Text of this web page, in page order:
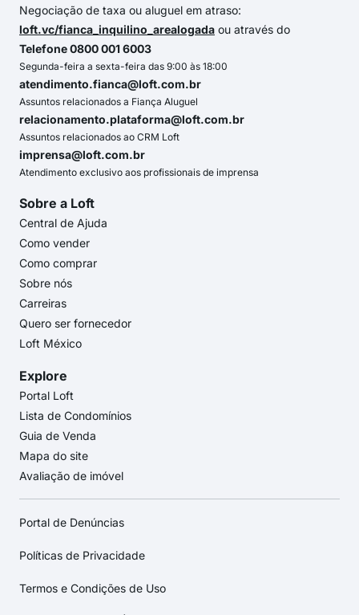
Negociação de taxa ou aluguel em atraso:
loft.vc/fianca_inquilino_arealogada ou através do
Telefone 0800 001 6003
Segunda-feira a sexta-feira das 9:00 às 18:00
atendimento.fianca@loft.com.br
Assuntos relacionados a Fiança Aluguel
relacionamento.plataforma@loft.com.br
Assuntos relacionados ao CRM Loft
imprensa@loft.com.br
Atendimento exclusivo aos profissionais de imprensa
Sobre a Loft
Central de Ajuda
Como vender
Como comprar
Sobre nós
Carreiras
Quero ser fornecedor
Loft México
Explore
Portal Loft
Lista de Condomínios
Guia de Venda
Mapa do site
Avaliação de imóvel
Portal de Denúncias
Políticas de Privacidade
Termos e Condições de Uso